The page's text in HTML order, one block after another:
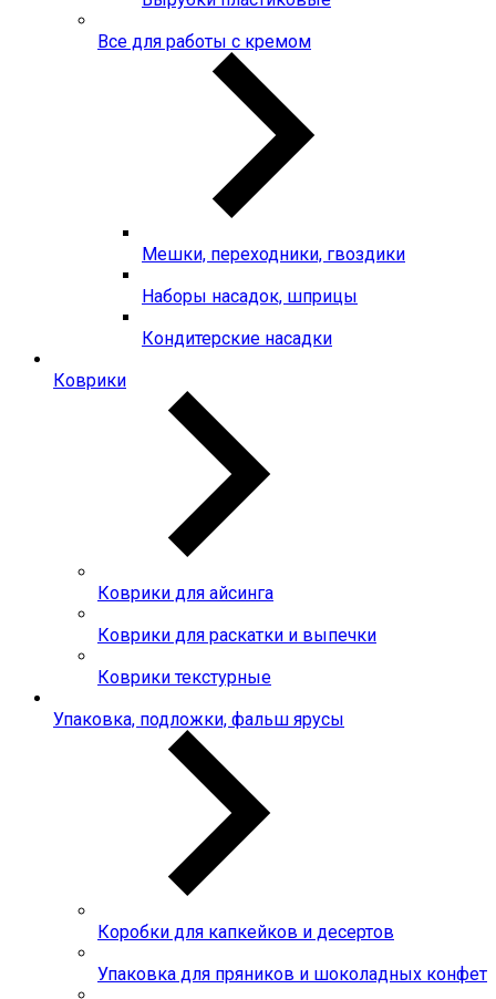
Все для работы с кремом
Мешки, переходники, гвоздики
Наборы насадок, шприцы
Кондитерские насадки
Коврики
Коврики для айсинга
Коврики для раскатки и выпечки
Коврики текстурные
Упаковка, подложки, фальш ярусы
Коробки для капкейков и десертов
Упаковка для пряников и шоколадных конфет